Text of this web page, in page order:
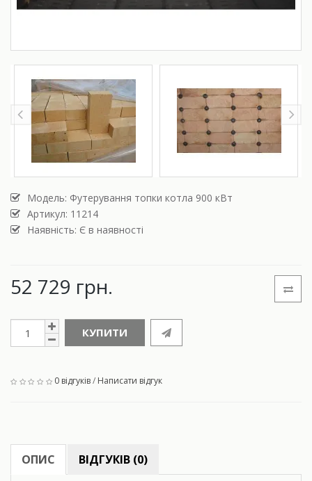
Модель: Футерування топки котла 900 кВт
Артикул: 11214
Наявність: Є в наявності
52 729 грн.
КУПИТИ
0 відгуків/ Написати відгук
ОПИС ВІДГУКІВ (0)